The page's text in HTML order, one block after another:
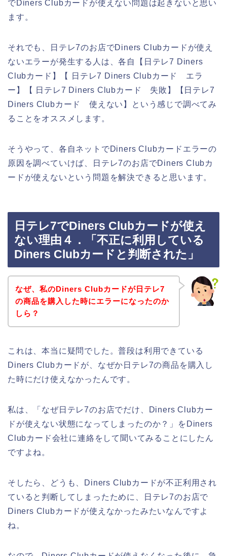
でDiners Clubカードが使えない問題は起きないと思い
ます。
それでも、日テレ7のお店でDiners Clubカードが使え
ないエラーが発生する人は、各自【日テレ7 Diners
Clubカード】【 日テレ7 Diners Clubカード エラ
ー】【 日テレ7 Diners Clubカード 失敗】【日テレ7
Diners Clubカード 使えない】という感じで調べてみ
ることをオススメします。
そうやって、各自ネットでDiners Clubカードエラーの
原因を調べていけば、日テレ7のお店でDiners Clubカ
ードが使えないという問題を解決できると思います。
日テレ7でDiners Clubカードが使え
ない理由４．「不正に利用している
Diners Clubカードと判断された」
なぜ、私のDiners Clubカードが日テレ7
の商品を購入した時にエラーになったのか
しら？
これは、本当に疑問でした。普段は利用できている
Diners Clubカードが、なぜか日テレ7の商品を購入し
た時にだけ使えなかったんです。
私は、「なぜ日テレ7のお店でだけ、Diners Clubカー
ドが使えない状態になってしまったのか？」をDiners
Clubカード会社に連絡をして聞いてみることにしたん
ですよね。
そしたら、どうも、Diners Clubカードが不正利用され
ていると判断してしまったために、日テレ7のお店で
Diners Clubカードが使えなかったみたいなんですよ
ね。